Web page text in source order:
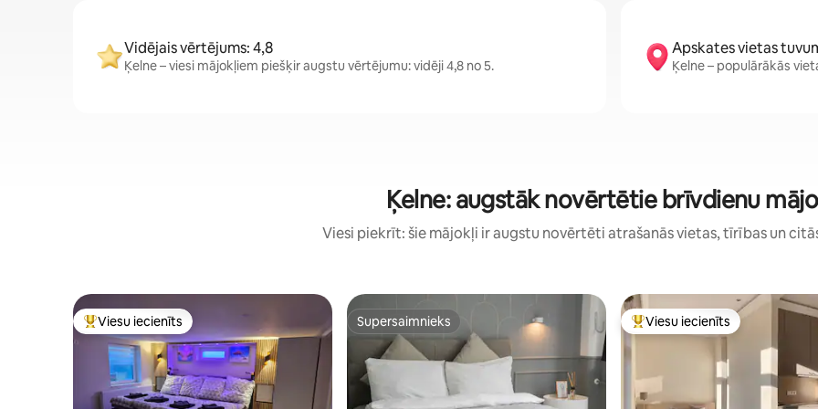
Vidējais vērtējums: 4,8
Ķelne – viesi mājokļiem piešķir augstu vērtējumu: vidēji 4,8 no 5.
Apskates vietas
Ķelne – populārākās
Ķelne: augstāk novērtētie brīvdienu
Viesi piekrīt: šie mājokļi ir augstu novērtēti atrašanās vietas, tīrības un
Populārs viesu iecienīts mājoklis
Viesu iecienīts Supersaimnieks
Supersaimnieks Populārs viesu iecienīts mājoklis
Viesu iecienīts